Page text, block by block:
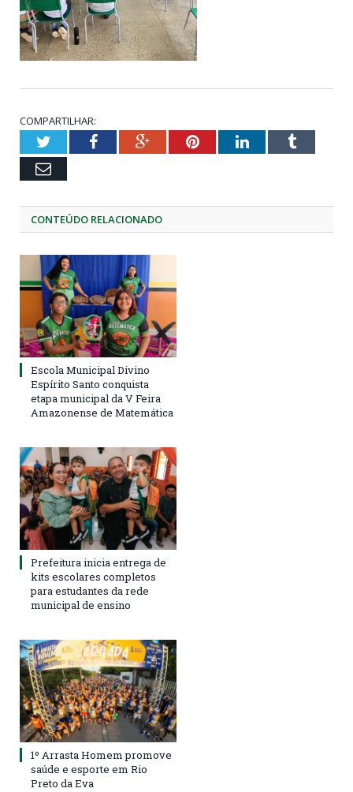
COMPARTILHAR:
TwitterFacebookGoogle+PinterestLinkedInTumblr
Email
CONTEÚDO RELACIONADO
Escola Municipal Divino
Espírito Santo conquista
etapa municipal da V Feira
Amazonense de Matemática
Prefeitura inicia entrega de
kits escolares completos
para estudantes da rede
municipal de ensino
1º Arrasta Homem promove
saúde e esporte em Rio
Preto da Eva